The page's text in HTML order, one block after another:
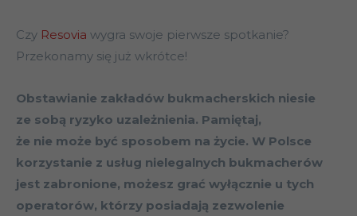
Czy Resovia wygra swoje pierwsze spotkanie?
Przekonamy się już wkrótce!
Obstawianie zakładów bukmacherskich niesie
ze sobą ryzyko uzależnienia. Pamiętaj,
że nie może być sposobem na życie. W Polsce
korzystanie z usług nielegalnych bukmacherów
jest zabronione, możesz grać wyłącznie u tych
operatorów, którzy posiadają zezwolenie